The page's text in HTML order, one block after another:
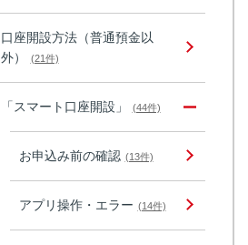
口座開設方法（普通預金以
外）
(21件)
「スマート口座開設」 (44件)
お申込み前の確認 (13件)
アプリ操作・エラー (14件)